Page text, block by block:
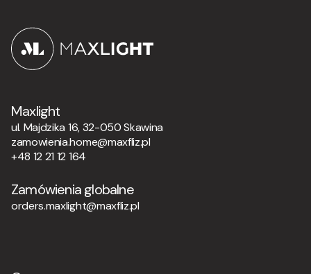
Maxlight
ul. Majdzika 16, 32-050 Skawina
zamowienia.home@maxfliz.pl
+48 12 21 12 164
Zamówienia globalne
orders.maxlight@maxfliz.pl